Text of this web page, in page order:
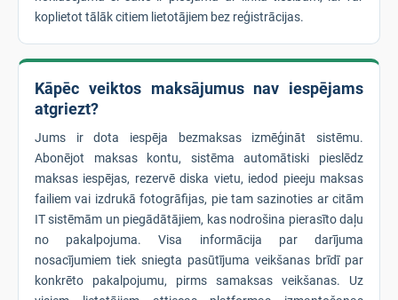
koplietot tālāk citiem lietotājiem bez reģistrācijas.
Kāpēc veiktos maksājumus nav iespējams
atgriezt?
Jums ir dota iespēja bezmaksas izmēģināt sistēmu.
Abonējot maksas kontu, sistēma automātiski pieslēdz
maksas iespējas, rezervē diska vietu, iedod pieeju maksas
failiem vai izdrukā fotogrāfijas, pie tam sazinoties ar citām
IT sistēmām un piegādātājiem, kas nodrošina pierasīto daļu
no pakalpojuma. Visa informācija par darījuma
nosacījumiem tiek sniegta pasūtījuma veikšanas brīdī par
konkrēto pakalpojumu, pirms samaksas veikšanas. Uz